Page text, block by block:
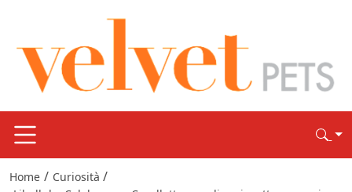
Home / Curiosità /